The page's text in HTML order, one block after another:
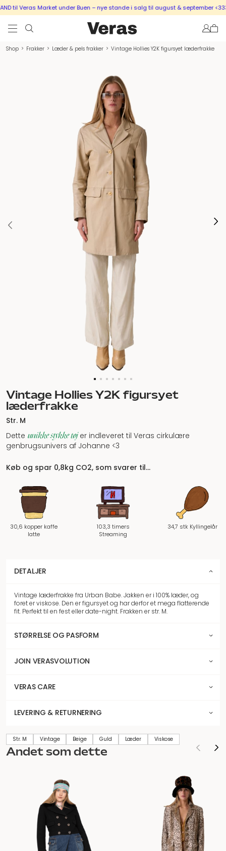
til Veras Market under Buen – nye stande i salg til august & september <333
Shop > Frakker > Læder & pels frakker > Vintage Hollies Y2K figursyet læderfrakke
Vintage Hollies Y2K figursyet
læderfrakke
Str. M
Dette unikke stykke tøjer indleveret til Veras cirkulære
genbrugsunivers af Johanne <3
Køb og spar 0,8kg CO2, som svarer til…
30,6 kopper kaffe
latte
103,3 timers
Streaming
34,7 stk Kyllingelår
DETALJER
Vintage læderfrakke fra Urban Babe. Jakken er i 100% læder, og
foret er viskose. Den er figursyet og har derfor et mega flatterende
fit. Perfekt til en fest eller date-night. Frakken er str. M.
STØRRELSE OG PASFORM
JOIN VERASVOLUTION
VERAS CARE
LEVERING & RETURNERING
Str. M Vintage Beige Guld Læder Viskose
Andet som dette